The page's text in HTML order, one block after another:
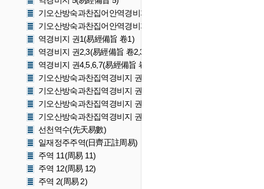
기오산방숙과찬집어안역경비지 권5(寄傲山房塾課纂輯御案易經
기오산방숙과찬집어안역경비지 권6〜7(寄傲山房塾課纂輯御案
역경비지 권1(易經備旨 卷1)
역경비지 권2,3(易經備旨 卷2,3)
역경비지 권4,5,6,7(易經備旨 卷4,5,6,7)
기오산방숙과찬집역경비지 권1(寄傲山房塾課纂輯易經備旨 卷一)
기오산방숙과찬집역경비지 권2〜3(寄傲山房塾課纂輯易經備旨
기오산방숙과찬집역경비지 권4〜5(寄傲山房塾課纂輯易經備旨
기오산방숙과찬집역경비지 권6〜7(寄傲山房塾課纂輯易經備旨
선천역수(先天易數)
일재정주주역(日齊正註周易)
주역 11(周易 11)
주역 12(周易 12)
주역 2(周易 2)